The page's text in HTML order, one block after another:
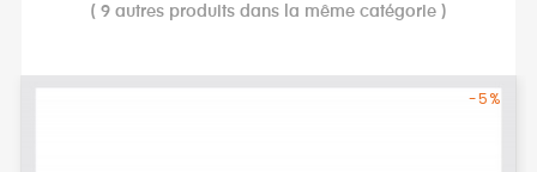
( 9 autres produits dans la même catégorie )
-5%